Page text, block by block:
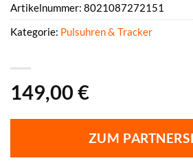
149,00 €
ZUM
Artikelnummer: 8021087272151
Kategorie: Pulsuhren & Tracker